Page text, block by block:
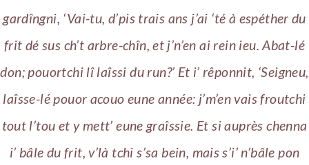
gardîngni, ‘Vai-tu, d’pis trais ans j’ai ‘té à espéther du
frit dé sus ch’t arbre-chîn, et j’n’en ai rein ieu. Abat-lé
don; pouortchi lî laîssi du run?’ Et i’ rêponnit, ‘Seigneu,
laîsse-lé pouor acouo eune année: j’m’en vais froutchi
tout l’tou et y mett’ eune graîssie. Et si auprès chenna
i’ bâle du frit, v’là tchi s’sa bein, mais s’i’ n’bâle pon